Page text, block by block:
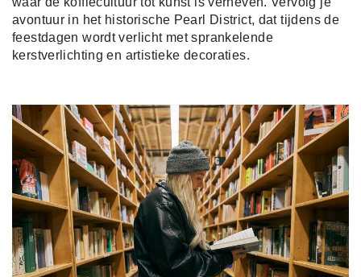
avontuur in het historische Pearl District, dat tijdens de
feestdagen wordt verlicht met sprankelende
kerstverlichting en artistieke decoraties.